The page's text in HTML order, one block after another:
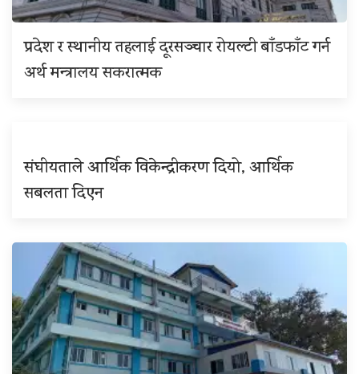
प्रदेश र स्थानीय तहलाई दूरसञ्चार रोयल्टी बाँडफाँट गर्न
अर्थ मन्त्रालय सकरात्मक
संघीयताले आर्थिक विकेन्द्रीकरण दियो, आर्थिक
सबलता दिएन